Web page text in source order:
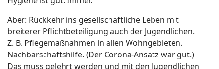
Aber: Rückkehr ins gesellschaftliche Leben mit
breiterer Pflichtbeteiligung auch der Jugendlichen.
Z. B. Pflegemaßnahmen in allen Wohngebieten.
Nachbarschaftshilfe. (Der Corona-Ansatz war gut.)
Das muss gelehrt werden und mit den Jugendlichen